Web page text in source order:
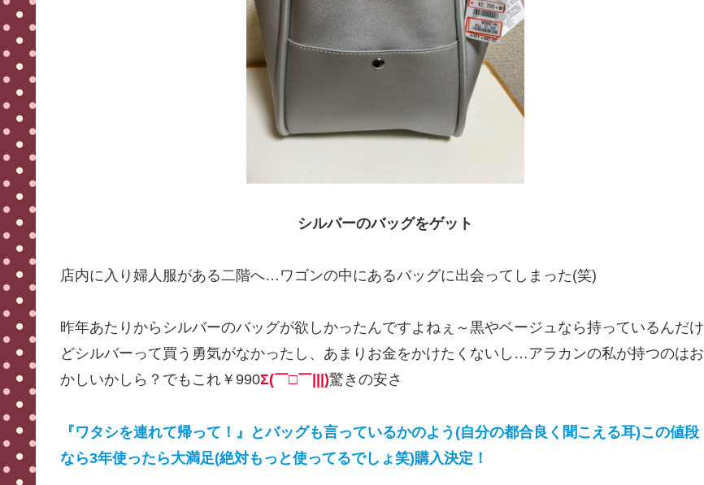
シルバーのバッグをゲット
店内に入り婦人服がある二階へ…ワゴンの中にあるバッグに出会ってしまった(笑)
昨年あたりからシルバーのバッグが欲しかったんですよねぇ～黒やベージュなら持っているんだけ
どシルバーって買う勇気がなかったし、あまりお金をかけたくないし…アラカンの私が持つのはお
かしいかしら？でもこれ￥990Σ(￣□￣|||)驚きの安さ
『ワタシを連れて帰って！』とバッグも言っているかのよう(自分の都合良く聞こえる耳)この値段
なら3年使ったら大満足(絶対もっと使ってるでしょ笑)購入決定！